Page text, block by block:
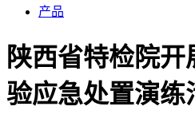
产品
陕西省特检院
验应急处置演练